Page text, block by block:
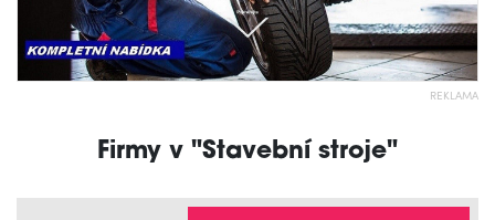
REKLAMA
Firmy v "Stavební stroje"